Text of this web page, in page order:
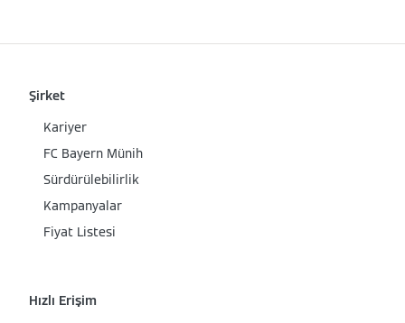
Şirket
Kariyer
FC Bayern Münih
Sürdürülebilirlik
Kampanyalar
Fiyat Listesi
Hızlı Erişim